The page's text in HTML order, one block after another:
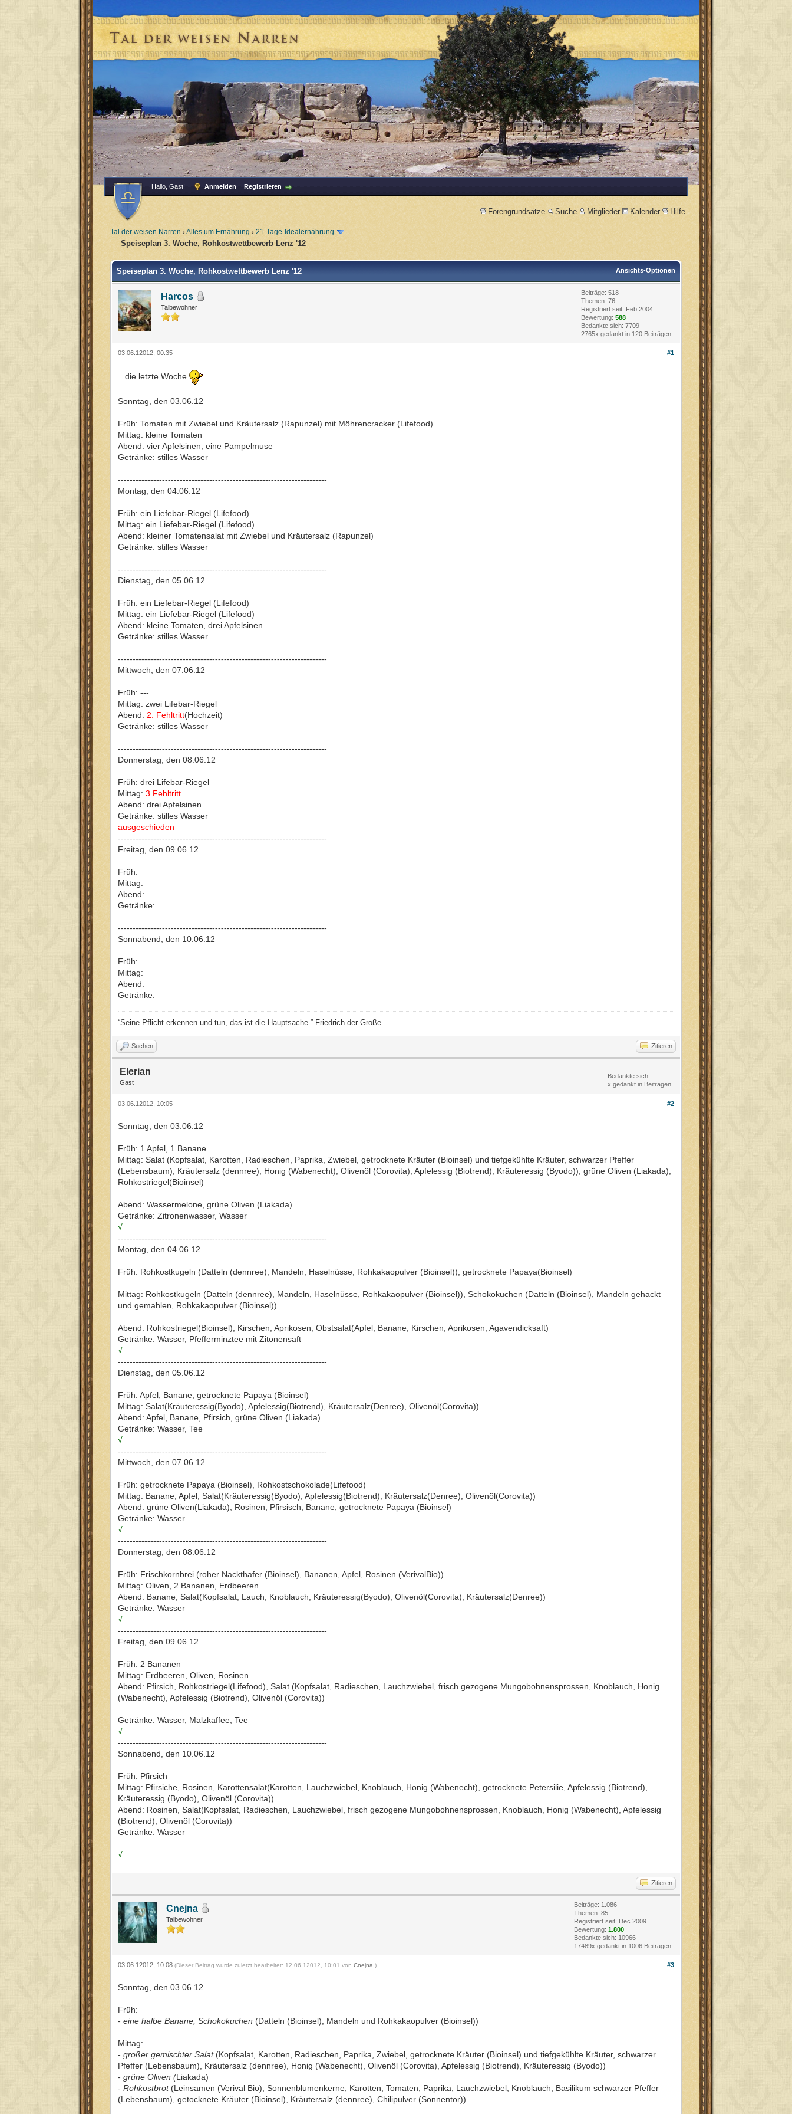
Hallo, Gast! Anmelden Registrieren
Forengrundsätze Suche Mitglieder Kalender Hilfe
Tal der weisen Narren ›Alles um Ernährung › 21-Tage-Idealernährung
Speiseplan 3. Woche, Rohkostwettbewerb Lenz '12
Ansichts-Optionen
Speiseplan 3. Woche, Rohkostwettbewerb Lenz '12
Harcos
Talbewohner
Beiträge: 518
Themen: 76
Registriert seit: Feb 2004
Bewertung: 588
Bedankte sich: 7709
2765x gedankt in 120 Beiträgen
#1
03.06.12012, 00:35
...die letzte Woche
Sonntag, den 03.06.12
Früh: Tomaten mit Zwiebel und Kräutersalz (Rapunzel) mit Möhrencracker (Lifefood)
Mittag: kleine Tomaten
Abend: vier Apfelsinen, eine Pampelmuse
Getränke: stilles Wasser
-----------------------------------------------------------------------
Montag, den 04.06.12
Früh: ein Liefebar-Riegel (Lifefood)
Mittag: ein Liefebar-Riegel (Lifefood)
Abend: kleiner Tomatensalat mit Zwiebel und Kräutersalz (Rapunzel)
Getränke: stilles Wasser
-----------------------------------------------------------------------
Dienstag, den 05.06.12
Früh: ein Liefebar-Riegel (Lifefood)
Mittag: ein Liefebar-Riegel (Lifefood)
Abend: kleine Tomaten, drei Apfelsinen
Getränke: stilles Wasser
-----------------------------------------------------------------------
Mittwoch, den 07.06.12
Früh: ---
Mittag: zwei Lifebar-Riegel
Abend: 2. Fehltritt(Hochzeit)
Getränke: stilles Wasser
-----------------------------------------------------------------------
Donnerstag, den 08.06.12
Früh: drei Lifebar-Riegel
Mittag: 3.Fehltritt
Abend: drei Apfelsinen
Getränke: stilles Wasser
ausgeschieden
-----------------------------------------------------------------------
Freitag, den 09.06.12
Früh:
Mittag:
Abend:
Getränke:
-----------------------------------------------------------------------
Sonnabend, den 10.06.12
Früh:
Mittag:
Abend:
Getränke:
“Seine Pflicht erkennen und tun, das ist die Hauptsache.” Friedrich der Große
Suchen Zitieren
Elerian
Gast
Bedankte sich:
x gedankt in Beiträgen
#2
03.06.12012, 10:05
Sonntag, den 03.06.12
Früh: 1 Apfel, 1 Banane
Mittag: Salat (Kopfsalat, Karotten, Radieschen, Paprika, Zwiebel, getrocknete Kräuter (Bioinsel) und tiefgekühlte Kräuter, schwarzer Pfeffer
(Lebensbaum), Kräutersalz (dennree), Honig (Wabenecht), Olivenöl (Corovita), Apfelessig (Biotrend), Kräuteressig (Byodo)), grüne Oliven (Liakada),
Rohkostriegel(Bioinsel)
Abend: Wassermelone, grüne Oliven (Liakada)
Getränke: Zitronenwasser, Wasser
√
-----------------------------------------------------------------------
Montag, den 04.06.12
Früh: Rohkostkugeln (Datteln (dennree), Mandeln, Haselnüsse, Rohkakaopulver (Bioinsel)), getrocknete Papaya(Bioinsel)
Mittag: Rohkostkugeln (Datteln (dennree), Mandeln, Haselnüsse, Rohkakaopulver (Bioinsel)), Schokokuchen (Datteln (Bioinsel), Mandeln gehackt
und gemahlen, Rohkakaopulver (Bioinsel))
Abend: Rohkostriegel(Bioinsel), Kirschen, Aprikosen, Obstsalat(Apfel, Banane, Kirschen, Aprikosen, Agavendicksaft)
Getränke: Wasser, Pfefferminztee mit Zitonensaft
√
-----------------------------------------------------------------------
Dienstag, den 05.06.12
Früh: Apfel, Banane, getrocknete Papaya (Bioinsel)
Mittag: Salat(Kräuteressig(Byodo), Apfelessig(Biotrend), Kräutersalz(Denree), Olivenöl(Corovita))
Abend: Apfel, Banane, Pfirsich, grüne Oliven (Liakada)
Getränke: Wasser, Tee
√
-----------------------------------------------------------------------
Mittwoch, den 07.06.12
Früh: getrocknete Papaya (Bioinsel), Rohkostschokolade(Lifefood)
Mittag: Banane, Apfel, Salat(Kräuteressig(Byodo), Apfelessig(Biotrend), Kräutersalz(Denree), Olivenöl(Corovita))
Abend: grüne Oliven(Liakada), Rosinen, Pfirsisch, Banane, getrocknete Papaya (Bioinsel)
Getränke: Wasser
√
-----------------------------------------------------------------------
Donnerstag, den 08.06.12
Früh: Frischkornbrei (roher Nackthafer (Bioinsel), Bananen, Apfel, Rosinen (VerivalBio))
Mittag: Oliven, 2 Bananen, Erdbeeren
Abend: Banane, Salat(Kopfsalat, Lauch, Knoblauch, Kräuteressig(Byodo), Olivenöl(Corovita), Kräutersalz(Denree))
Getränke: Wasser
√
-----------------------------------------------------------------------
Freitag, den 09.06.12
Früh: 2 Bananen
Mittag: Erdbeeren, Oliven, Rosinen
Abend: Pfirsich, Rohkostriegel(Lifefood), Salat (Kopfsalat, Radieschen, Lauchzwiebel, frisch gezogene Mungobohnensprossen, Knoblauch, Honig
(Wabenecht), Apfelessig (Biotrend), Olivenöl (Corovita))
Getränke: Wasser, Malzkaffee, Tee
√
-----------------------------------------------------------------------
Sonnabend, den 10.06.12
Früh: Pfirsich
Mittag: Pfirsiche, Rosinen, Karottensalat(Karotten, Lauchzwiebel, Knoblauch, Honig (Wabenecht), getrocknete Petersilie, Apfelessig (Biotrend),
Kräuteressig (Byodo), Olivenöl (Corovita))
Abend: Rosinen, Salat(Kopfsalat, Radieschen, Lauchzwiebel, frisch gezogene Mungobohnensprossen, Knoblauch, Honig (Wabenecht), Apfelessig
(Biotrend), Olivenöl (Corovita))
Getränke: Wasser
√
Zitieren
Cnejna
Talbewohner
Beiträge: 1.086
Themen: 85
Registriert seit: Dec 2009
Bewertung: 1.800
Bedankte sich: 10966
17489x gedankt in 1006 Beiträgen
#3
03.06.12012, 10:08 (Dieser Beitrag wurde zuletzt bearbeitet: 12.06.12012, 10:01 von Cnejna .)
Sonntag, den 03.06.12
Früh:
- eine halbe Banane, Schokokuchen (Datteln (Bioinsel), Mandeln und Rohkakaopulver (Bioinsel))
Mittag:
- großer gemischter Salat(Kopfsalat, Karotten, Radieschen, Paprika, Zwiebel, getrocknete Kräuter (Bioinsel) und tiefgekühlte Kräuter, schwarzer
Pfeffer (Lebensbaum), Kräutersalz (dennree), Honig (Wabenecht), Olivenöl (Corovita), Apfelessig (Biotrend), Kräuteressig (Byodo))
- grüne Oliven (Liakada)
- Rohkostbrot (Leinsamen (Verival Bio), Sonnenblumenkerne, Karotten, Tomaten, Paprika, Lauchzwiebel, Knoblauch, Basilikum schwarzer Pfeffer
(Lebensbaum), getocknete Kräuter (Bioinsel), Kräutersalz (dennree), Chilipulver (Sonnentor))